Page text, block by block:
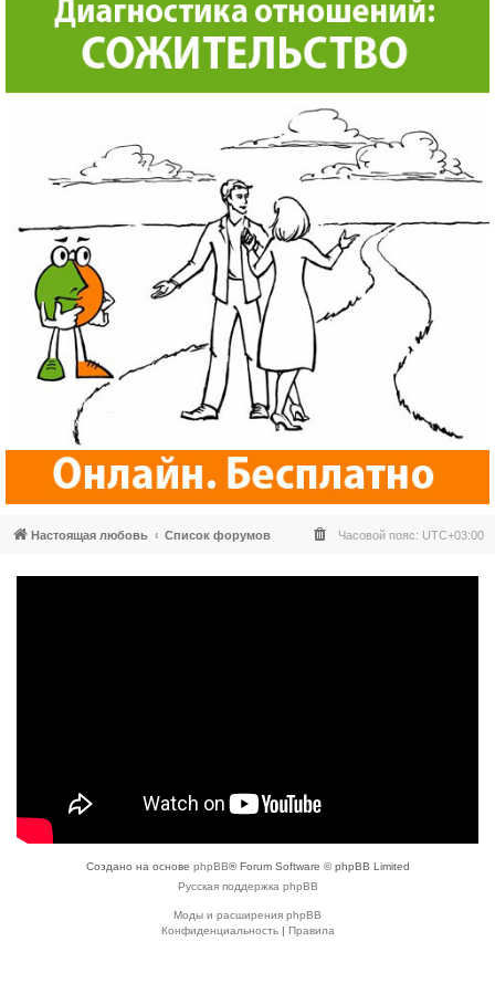
Настоящая любовь Список форумов Часовой пояс: UTC+03:00
Создано на основе phpBB® Forum Software © phpBB Limited
Русская поддержка phpBB
Моды и расширения phpBB
Конфиденциальность| Правила